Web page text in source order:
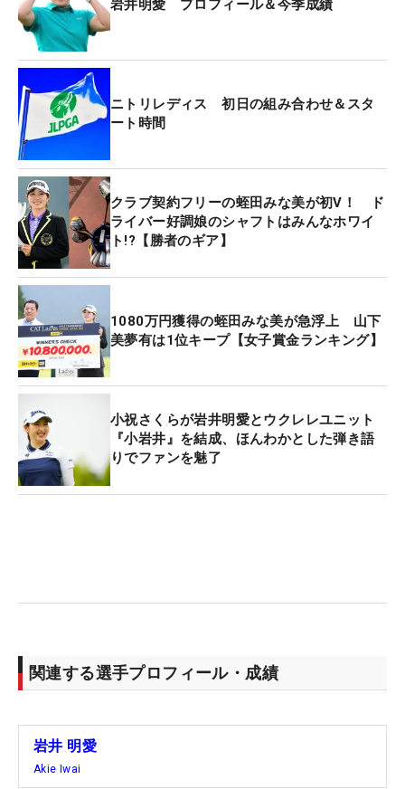
岩井明愛 プロフィール＆今季成績
ニトリレディス 初日の組み合わせ＆スタ
ート時間
クラブ契約フリーの蛭田みな美が初V！ ド
ライバー好調娘のシャフトはみんなホワイ
ト!?【勝者のギア】
1080万円獲得の蛭田みな美が急浮上 山下
美夢有は1位キープ【女子賞金ランキング】
小祝さくらが岩井明愛とウクレレユニット
『小岩井』を結成、ほんわかとした弾き語
りでファンを魅了
関連する選手プロフィール・成績
岩井 明愛
Akie Iwai